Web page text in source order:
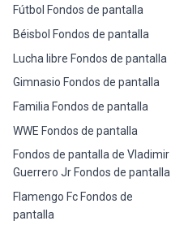
Fútbol Fondos de pantalla
Béisbol Fondos de pantalla
Lucha libre Fondos de pantalla
Gimnasio Fondos de pantalla
Familia Fondos de pantalla
WWE Fondos de pantalla
Fondos de pantalla de Vladimir
Guerrero Jr Fondos de pantalla
Flamengo Fc Fondos de
pantalla